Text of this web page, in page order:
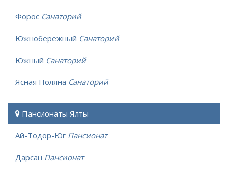
Форос Санаторий
Южнобережный Санаторий
Южный Санаторий
Ясная Поляна Санаторий
Пансионаты Ялты
Ай-Тодор-Юг Пансионат
Дарсан Пансионат